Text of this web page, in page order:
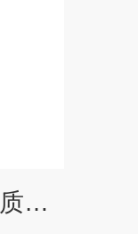
DT-70手持式食用油品质检测仪